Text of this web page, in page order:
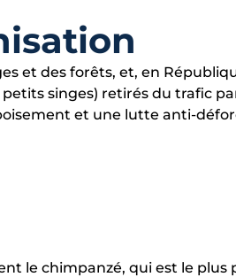
et des forêts, et, en
singes) retirés du trafic
et une lutte anti-
le chimpanzé, qui est le plus